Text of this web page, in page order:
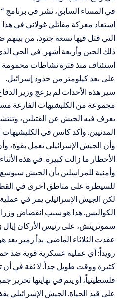
التي قتل فيها تسعة جنود، من
ذلك الحين وأربعة أشهر. في الحي
استئناف منذ فترة نشاطات
على بعد كيلومتر من حدود إسرائيل.
سير هذه الأحداث لم يزعج وزير
مجموعة من الكليشيهات الفارغة
يعرف فيه الجيش عن القتيلين،
المدنيين. وأكد كاتس في الكليشيهات
وأن الجيش الإسرائيلي يعمل بقوة،
الأخطار ما زالت كبيرة. في هذه
وأمنية للمراسلين بأن الجيش سيوسع
للسيطرة على مناطق أخرى في
لكن الجيش الإسرائيلي يمر في
الكواليس. هذا هو سبب انقضاض
سموتريتش، على رئيس الأركان إيال
عقدت الثلاثاء الماضي. بدأ زمير يعد
رويداً: أي عملية عسكرية قوية ضد
كثيرة ووقت طويل جداً. لا ثقة في أن
فلسطينياً، أو يتم في نهايتها تحرير
على قيد الحياة. الجيش الإسرائيلي